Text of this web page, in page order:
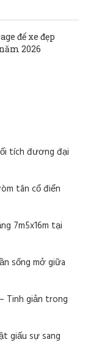
để xe đẹp
2026
tích đương đại
tân cổ điển
7m5x16m tại
sống mở giữa
Tinh giản trong
giấu sự sang